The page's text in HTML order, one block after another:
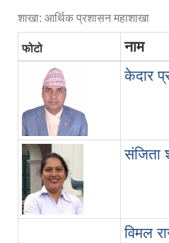
शाखा: आर्थिक प्रशासन महाशाखा
फोटो नाम
केदार
संजिता
विमल